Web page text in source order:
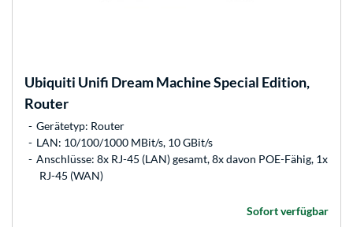
Ubiquiti Unifi Dream Machine Special Edition,
Router
Gerätetyp: Router
LAN: 10/100/1000 MBit/s, 10 GBit/s
Anschlüsse: 8x RJ-45 (LAN) gesamt, 8x davon POE-Fähig, 1x
RJ-45 (WAN)
Sofort verfügbar